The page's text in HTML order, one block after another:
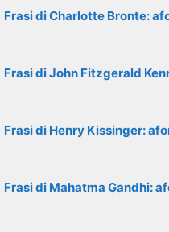
Frasi di Charlotte Bronte:
Frasi di John Fitzgerald
Frasi di Henry Kissinger:
Frasi di Mahatma Gandhi: